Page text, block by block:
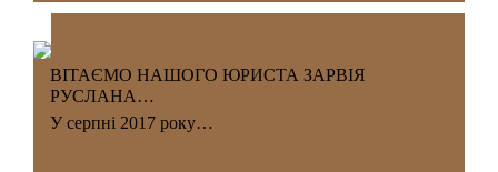
ВІТАЄМО НАШОГО ЮРИСТА ЗАРВІЯ
РУСЛАНА…
У серпні 2017 року…